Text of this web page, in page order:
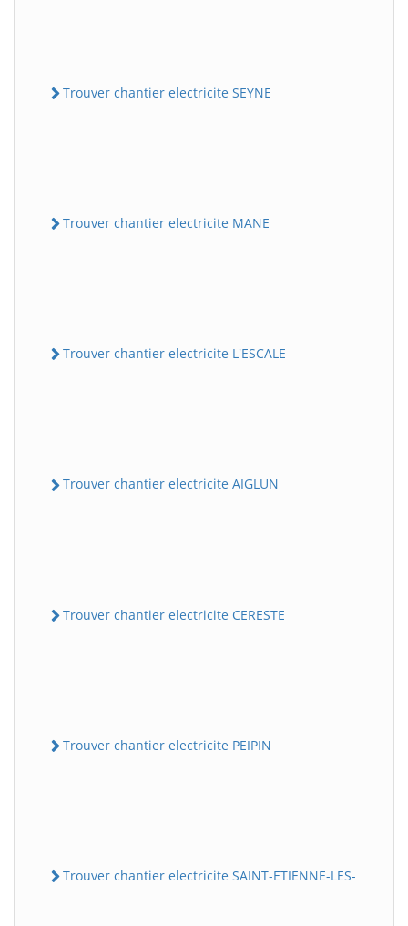
Trouver chantier electricite SEYNE
Trouver chantier electricite MANE
Trouver chantier electricite L'ESCALE
Trouver chantier electricite AIGLUN
Trouver chantier electricite CERESTE
Trouver chantier electricite PEIPIN
Trouver chantier electricite SAINT-ETIENNE-LES-